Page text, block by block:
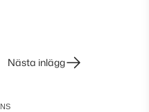
Nästa inlägg